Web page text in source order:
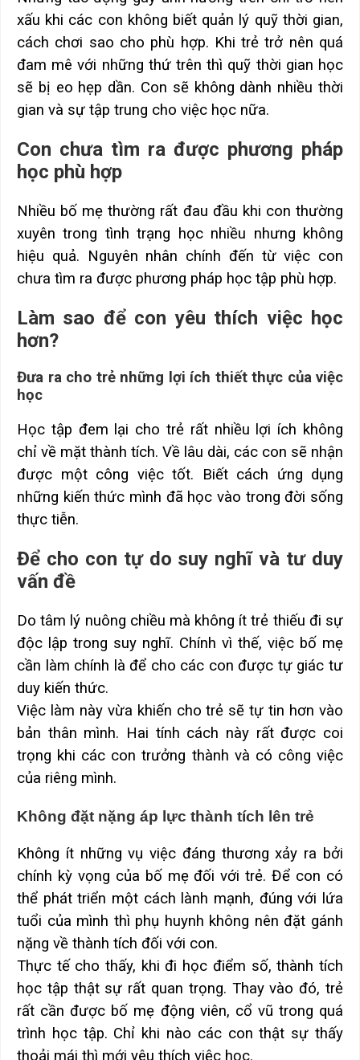
xấu khi các con không biết quản lý quỹ thời gian,
cách chơi sao cho phù hợp. Khi trẻ trở nên quá
đam mê với những thứ trên thì quỹ thời gian học
sẽ bị eo hẹp dần. Con sẽ không dành nhiều thời
gian và sự tập trung cho việc học nữa.
Con chưa tìm ra được phương pháp
học phù hợp
Nhiều bố mẹ thường rất đau đầu khi con thường
xuyên trong tình trạng học nhiều nhưng không
hiệu quả. Nguyên nhân chính đến từ việc con
chưa tìm ra được phương pháp học tập phù hợp.
Làm sao để con yêu thích việc học
hơn?
Đưa ra cho trẻ những lợi ích thiết thực của việc
học
Học tập đem lại cho trẻ rất nhiều lợi ích không
chỉ về mặt thành tích. Về lâu dài, các con sẽ nhận
được một công việc tốt. Biết cách ứng dụng
những kiến thức mình đã học vào trong đời sống
thực tiễn.
Để cho con tự do suy nghĩ và tư duy
vấn đề
Do tâm lý nuông chiều mà không ít trẻ thiếu đi sự
độc lập trong suy nghĩ. Chính vì thế, việc bố mẹ
cần làm chính là để cho các con được tự giác tư
duy kiến thức.
Việc làm này vừa khiến cho trẻ sẽ tự tin hơn vào
bản thân mình. Hai tính cách này rất được coi
trọng khi các con trưởng thành và có công việc
của riêng mình.
Không đặt nặng áp lực thành tích lên trẻ
Không ít những vụ việc đáng thương xảy ra bởi
chính kỳ vọng của bố mẹ đối với trẻ. Để con có
thể phát triển một cách lành mạnh, đúng với lứa
tuổi của mình thì phụ huynh không nên đặt gánh
nặng về thành tích đối với con.
Thực tế cho thấy, khi đi học điểm số, thành tích
học tập thật sự rất quan trọng. Thay vào đó, trẻ
rất cần được bố mẹ động viên, cổ vũ trong quá
trình học tập. Chỉ khi nào các con thật sự thấy
thoải mái thì mới yêu thích việc học.